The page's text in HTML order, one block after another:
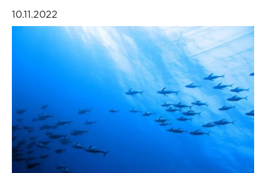
10.11.2022